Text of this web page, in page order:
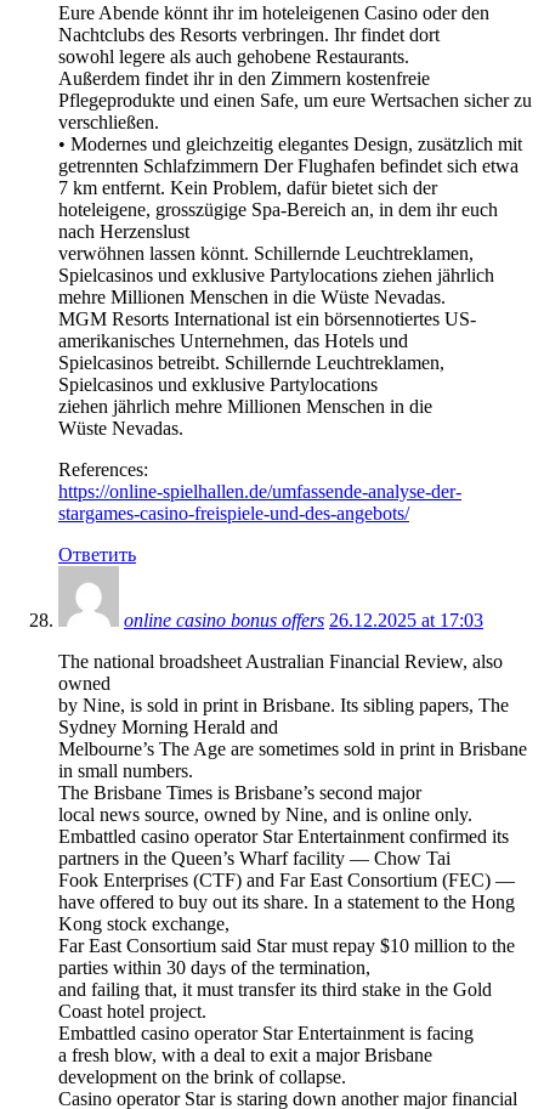
Eure Abende könnt ihr im hoteleigenen Casino oder den
Nachtclubs des Resorts verbringen. Ihr findet dort
sowohl legere als auch gehobene Restaurants.
Außerdem findet ihr in den Zimmern kostenfreie
Pflegeprodukte und einen Safe, um eure Wertsachen sicher zu
verschließen.
• Modernes und gleichzeitig elegantes Design, zusätzlich mit
getrennten Schlafzimmern Der Flughafen befindet sich etwa
7 km entfernt. Kein Problem, dafür bietet sich der
hoteleigene, grosszügige Spa-Bereich an, in dem ihr euch
nach Herzenslust
verwöhnen lassen könnt. Schillernde Leuchtreklamen,
Spielcasinos und exklusive Partylocations ziehen jährlich
mehre Millionen Menschen in die Wüste Nevadas.
MGM Resorts International ist ein börsennotiertes US-
amerikanisches Unternehmen, das Hotels und
Spielcasinos betreibt. Schillernde Leuchtreklamen,
Spielcasinos und exklusive Partylocations
ziehen jährlich mehre Millionen Menschen in die
Wüste Nevadas.
References:
https://online-spielhallen.de/umfassende-analyse-der-
stargames-casino-freispiele-und-des-angebots/
Ответить
online casino bonus offers 26.12.2025 at 17:03
The national broadsheet Australian Financial Review, also
owned
by Nine, is sold in print in Brisbane. Its sibling papers, The
Sydney Morning Herald and
Melbourne’s The Age are sometimes sold in print in Brisbane
in small numbers.
The Brisbane Times is Brisbane’s second major
local news source, owned by Nine, and is online only.
Embattled casino operator Star Entertainment confirmed its
partners in the Queen’s Wharf facility — Chow Tai
Fook Enterprises (CTF) and Far East Consortium (FEC) —
have offered to buy out its share. In a statement to the Hong
Kong stock exchange,
Far East Consortium said Star must repay $10 million to the
parties within 30 days of the termination,
and failing that, it must transfer its third stake in the Gold
Coast hotel project.
Embattled casino operator Star Entertainment is facing
a fresh blow, with a deal to exit a major Brisbane
development on the brink of collapse.
Casino operator Star is staring down another major financial